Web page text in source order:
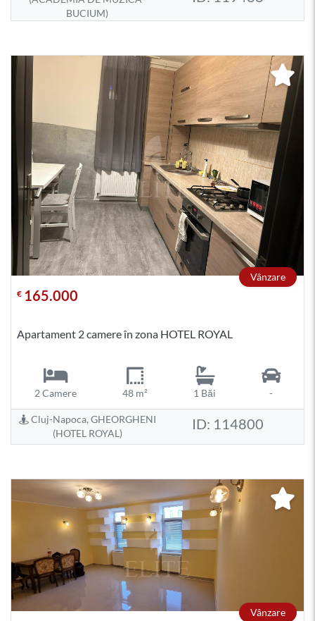
BUCIUM)
Vânzare
€ 165.000
Apartament 2 camere în zona HOTEL ROYAL
2 Camere 48 m² 1 Băi -
Cluj-Napoca, GHEORGHENI
(HOTEL ROYAL)
ID: 114800
Vânzare